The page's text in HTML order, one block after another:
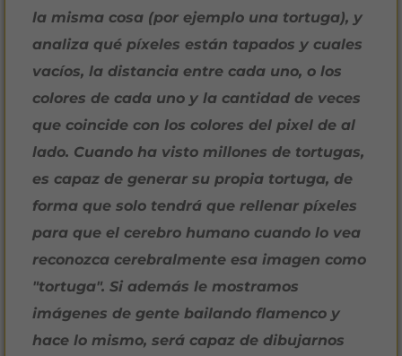
la misma cosa (por ejemplo una tortuga), y
analiza qué píxeles están tapados y cuales
vacíos, la distancia entre cada uno, o los
colores de cada uno y la cantidad de veces
que coincide con los colores del pixel de al
lado. Cuando ha visto millones de tortugas,
es capaz de generar su propia tortuga, de
forma que solo tendrá que rellenar píxeles
para que el cerebro humano cuando lo vea
reconozca cerebralmente esa imagen como
"tortuga". Si además le mostramos
imágenes de gente bailando flamenco y
hace lo mismo, será capaz de dibujarnos